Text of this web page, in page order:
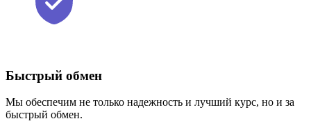
Быстрый обмен
Мы обеспечим не только надежность и лучший курс, но и за
быстрый обмен.